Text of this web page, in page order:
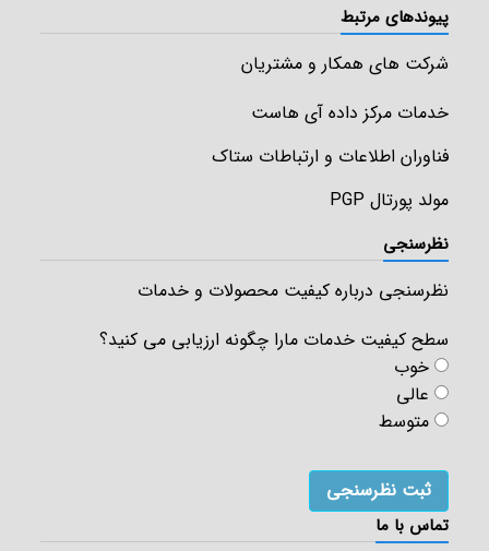
پیوندهای مرتبط
شرکت های همکار و مشتریان
خدمات مرکز داده آی هاست
فناوران اطلاعات و ارتباطات ستاک
مولد پورتال PGP
نظرسنجی
نظرسنجی درباره کیفیت محصولات و خدمات
سطح کیفیت خدمات مارا چگونه ارزیابی می کنید؟
خوب
عالی
متوسط
تماس با ما